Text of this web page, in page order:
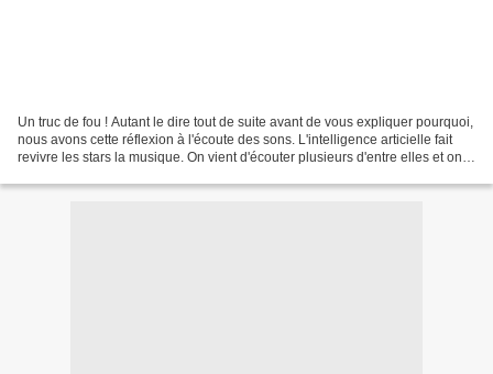
Un truc de fou ! Autant le dire tout de suite avant de vous expliquer pourquoi,
nous avons cette réflexion à l'écoute des sons. L'intelligence articielle fait
revivre les stars la musique. On vient d'écouter plusieurs d'entre elles et on a